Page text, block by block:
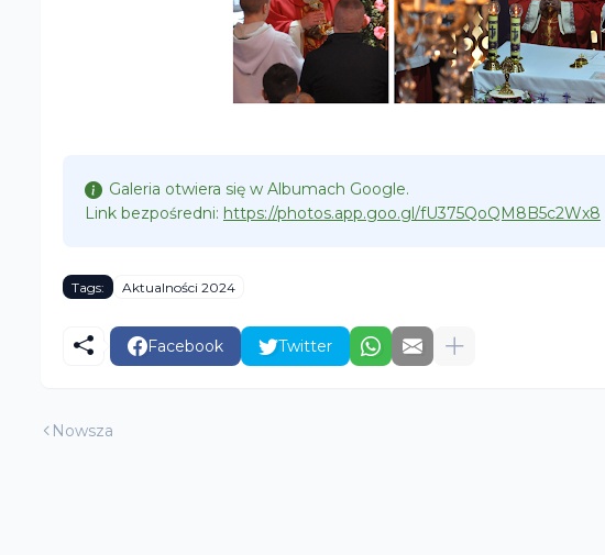
Galeria otwiera się w Albumach Google.
Link bezpośredni: https://photos.app.goo.gl/fU375QoQM8B5c2Wx8
Tags: Aktualności 2024
Facebook Twitter
Nowsza